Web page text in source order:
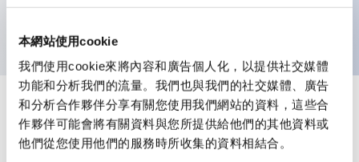
本網站使用cookie
我們使用cookie來將內容和廣告個人化，以提供社交媒體
功能和分析我們的流量。我們也與我們的社交媒體、廣告
和分析合作夥伴分享有關您使用我們網站的資料，這些合
作夥伴可能會將有關資料與您所提供給他們的其他資料或
他們從您使用他們的服務時所收集的資料相結合。
規格 顯示全部
審美規範